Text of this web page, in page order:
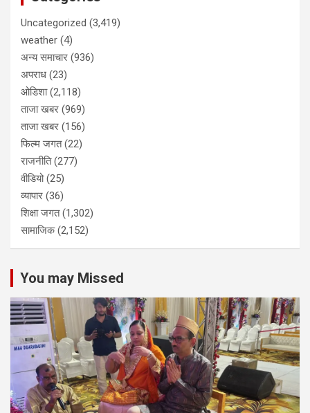
Uncategorized (3,419)
weather (4)
अन्य समाचार (936)
अपराध (23)
ओडिशा(2,118)
ताजा खबर (969)
ताजा खबर (156)
फिल्म जगत(22)
राजनीति(277)
वीडियो(25)
व्यापार (36)
शिक्षा जगत(1,302)
सामाजिक(2,152)
You may Missed